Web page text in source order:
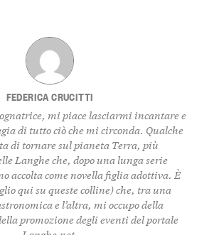
FEDERICA CRUCITTI
mi piace lasciarmi incantare e
di tutto ciò che mi circonda. Qualche
di tornare sul pianeta Terra, più
Langhe che, dopo una lunga serie
accolta come novella figlia adottiva. È
qui su queste colline) che, tra una
e l’altra, mi occupo della
promozione degli eventi del portale